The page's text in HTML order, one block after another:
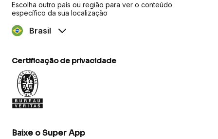
Escolha outro país ou região para ver o conteúdo
específico da sua localização
Brasil
Certificação de privacidade
Baixe o Super App